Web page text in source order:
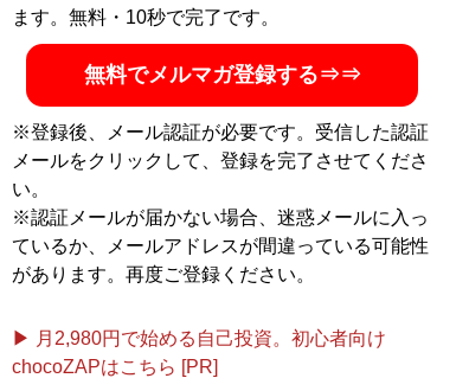
記事一覧へ
ます。無料・10秒で完了です。
無料でメルマガ登録する⇒⇒
※登録後、メール認証が必要です。受信した認証
メールをクリックして、登録を完了させてくださ
い。
※認証メールが届かない場合、迷惑メールに入っ
ているか、メールアドレスが間違っている可能性
があります。再度ご登録ください。
▶ 月2,980円で始める自己投資。初心者向け
chocoZAPはこちら [PR]